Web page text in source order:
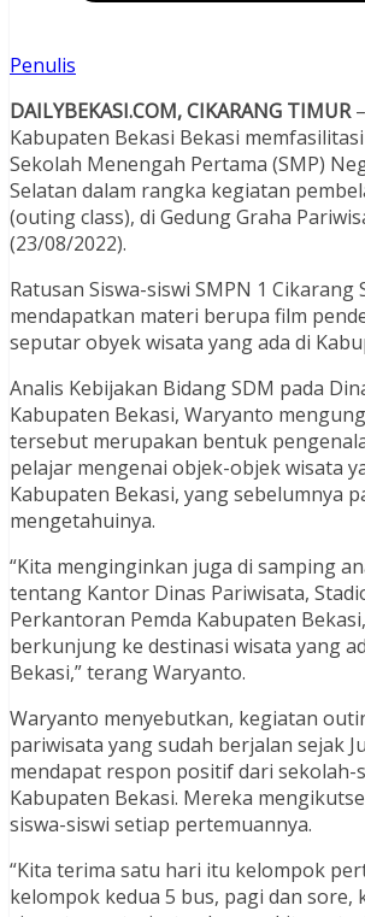
Penulis
DAILYBEKASI.COM, CIKARANG TIMUR
Kabupaten Bekasi Bekasi
Sekolah Menengah Pertama (SMP)
Selatan dalam rangka kegiatan
(outing class), di Gedung Graha
(23/08/2022).
Ratusan Siswa-siswi SMPN 1
mendapatkan materi berupa film
seputar obyek wisata yang ada di
Analis Kebijakan Bidang SDM pada
Kabupaten Bekasi, Waryanto
tersebut merupakan bentuk
pelajar mengenai objek-objek wisata
Kabupaten Bekasi, yang sebelumnya
mengetahuinya.
“Kita menginginkan juga di samping
tentang Kantor Dinas Pariwisata,
Perkantoran Pemda Kabupaten
berkunjung ke destinasi wisata yang
Bekasi,” terang Waryanto.
Waryanto menyebutkan, kegiatan
pariwisata yang sudah berjalan sejak
mendapat respon positif dari sekolah-
Kabupaten Bekasi. Mereka
siswa-siswi setiap pertemuannya.
“Kita terima satu hari itu kelompok
kelompok kedua 5 bus, pagi dan sore,